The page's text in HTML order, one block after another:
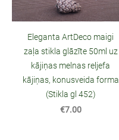
Eleganta ArtDeco maigi
zaļa stikla glāzīte 50ml uz
kājiņas melnas reljefa
kājiņas, konusveida forma
(Stikla gl 452)
€7.00